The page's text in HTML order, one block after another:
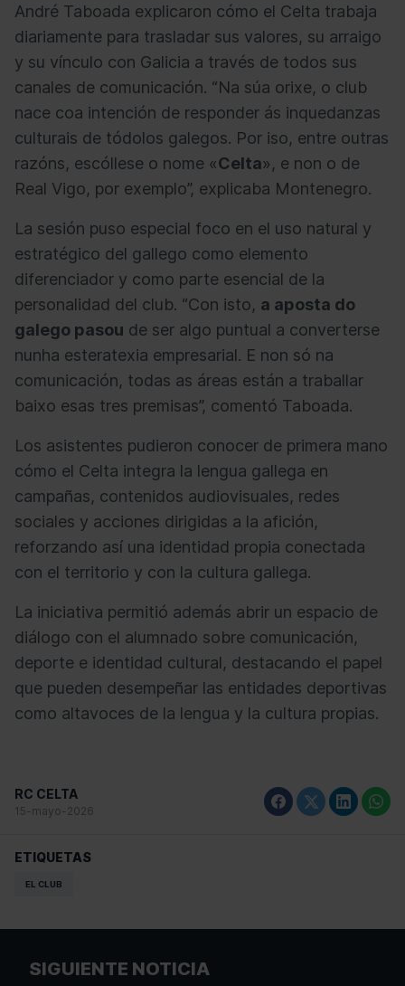
André Taboada explicaron cómo el Celta trabaja
diariamente para trasladar sus valores, su arraigo
y su vínculo con Galicia a través de todos sus
canales de comunicación. “Na súa orixe, o club
nace coa intención de responder ás inquedanzas
culturais de tódolos galegos. Por iso, entre outras
razóns, escóllese o nome «Celta», e non o de
Real Vigo, por exemplo”, explicaba Montenegro.
La sesión puso especial foco en el uso natural y
estratégico del gallego como elemento
diferenciador y como parte esencial de la
personalidad del club. “Con isto, a aposta do
galego pasou de ser algo puntual a converterse
nunha esteratexia empresarial. E non só na
comunicación, todas as áreas están a traballar
baixo esas tres premisas”, comentó Taboada.
Los asistentes pudieron conocer de primera mano
cómo el Celta integra la lengua gallega en
campañas, contenidos audiovisuales, redes
sociales y acciones dirigidas a la afición,
reforzando así una identidad propia conectada
con el territorio y con la cultura gallega.
La iniciativa permitió además abrir un espacio de
diálogo con el alumnado sobre comunicación,
deporte e identidad cultural, destacando el papel
que pueden desempeñar las entidades deportivas
como altavoces de la lengua y la cultura propias.
RC CELTA
15-mayo-2026
ETIQUETAS
EL CLUB
SIGUIENTE NOTICIA